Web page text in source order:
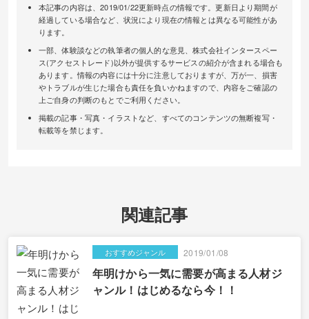
本記事の内容は、2019/01/22更新時点の情報です。更新日より期間が
経過している場合など、状況により現在の情報とは異なる可能性があ
ります。
一部、体験談などの執筆者の個人的な意見、株式会社インタースペー
ス(アクセストレード)以外が提供するサービスの紹介が含まれる場合も
あります。情報の内容には十分に注意しておりますが、万が一、損害
やトラブルが生じた場合も責任を負いかねますので、内容をご確認の
上ご自身の判断のもとでご利用ください。
掲載の記事・写真・イラストなど、すべてのコンテンツの無断複写・
転載等を禁じます。
関連記事
おすすめジャンル 2019/01/08
年明けから一気に需要が高まる人材ジ
ャンル！はじめるなら今！！